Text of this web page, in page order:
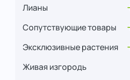
Лианы
Сопутствующие товары
Эксклюзивные растения
Живая изгородь